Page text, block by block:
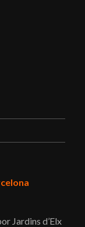
Jardins d’Elx